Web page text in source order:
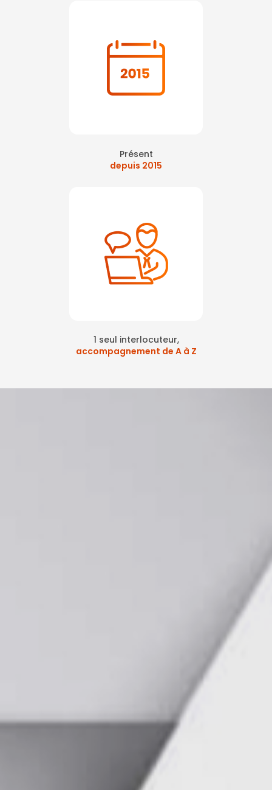
Présent
depuis 2015
1 seul interlocuteur,
accompagnement de A à Z